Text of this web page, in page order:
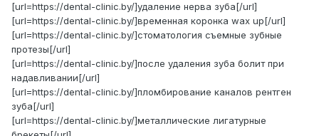
[url=https://dental-clinic.by/]удаление нерва зуба[/url]
[url=https://dental-clinic.by/]временная коронка wax up[/url]
[url=https://dental-clinic.by/]стоматология съемные зубные
протезы[/url]
[url=https://dental-clinic.by/]после удаления зуба болит при
надавливании[/url]
[url=https://dental-clinic.by/]пломбирование каналов рентген
зуба[/url]
[url=https://dental-clinic.by/]металлические лигатурные